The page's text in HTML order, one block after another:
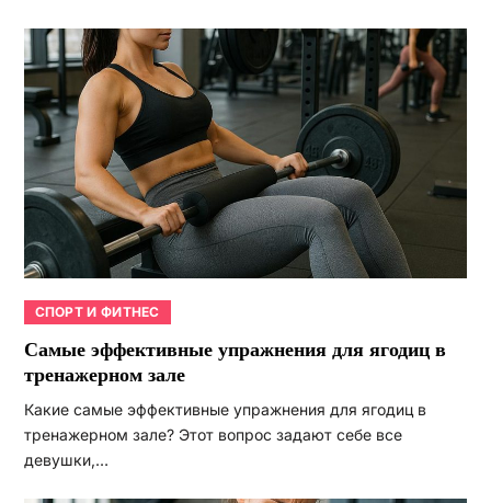
СПОРТ И ФИТНЕС
Самые эффективные упражнения для ягодиц в
тренажерном зале
Какие самые эффективные упражнения для ягодиц в
тренажерном зале? Этот вопрос задают себе все
девушки,…